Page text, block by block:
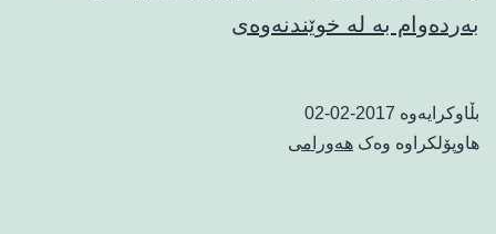
بەردەوام بە لە خوێندنەوەی
بڵاوکرایەوە 2017-02-02
هاوپۆلکراوە وەک هەورامی